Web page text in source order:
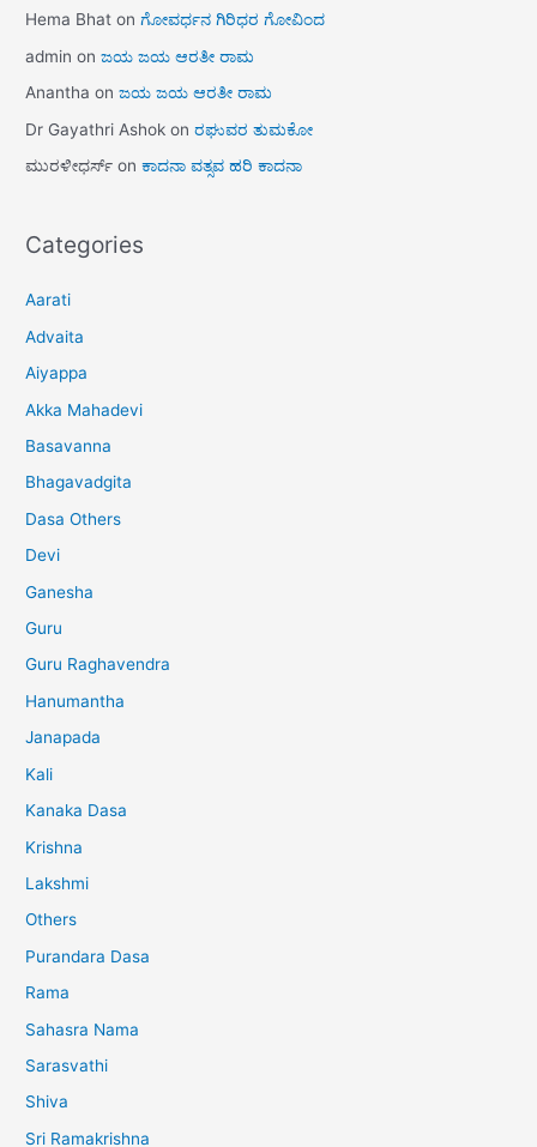
Hema Bhat onಗೋವರ್ಧನ ಗಿರಿಧರ ಗೋವಿಂದ
admin onಜಯ ಜಯ ಆರತೀ ರಾಮ
Anantha onಜಯ ಜಯ ಆರತೀ ರಾಮ
Dr Gayathri Ashok onರಘುವರ ತುಮಕೋ
ಮುರಳೀಧರ್ಸ್ onಕಾದನಾ ವತ್ಸವ ಹರಿ ಕಾದನಾ
Categories
Aarati
Advaita
Aiyappa
Akka Mahadevi
Basavanna
Bhagavadgita
Dasa Others
Devi
Ganesha
Guru
Guru Raghavendra
Hanumantha
Janapada
Kali
Kanaka Dasa
Krishna
Lakshmi
Others
Purandara Dasa
Rama
Sahasra Nama
Sarasvathi
Shiva
Sri Ramakrishna